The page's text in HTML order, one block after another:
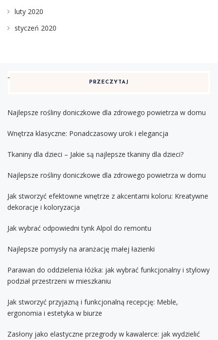
luty 2020
styczeń 2020
PRZECZYTAJ
Najlepsze rośliny doniczkowe dla zdrowego powietrza w domu
Wnętrza klasyczne: Ponadczasowy urok i elegancja
Tkaniny dla dzieci – Jakie są najlepsze tkaniny dla dzieci?
Najlepsze rośliny doniczkowe dla zdrowego powietrza w domu
Jak stworzyć efektowne wnętrze z akcentami koloru: Kreatywne
dekoracje i koloryzacja
Jak wybrać odpowiedni tynk Alpol do remontu
Najlepsze pomysły na aranżację małej łazienki
Parawan do oddzielenia łóżka: jak wybrać funkcjonalny i stylowy
podział przestrzeni w mieszkaniu
Jak stworzyć przyjazną i funkcjonalną recepcję: Meble,
ergonomia i estetyka w biurze
Zasłony jako elastyczne przegrody w kawalerce: jak wydzielić